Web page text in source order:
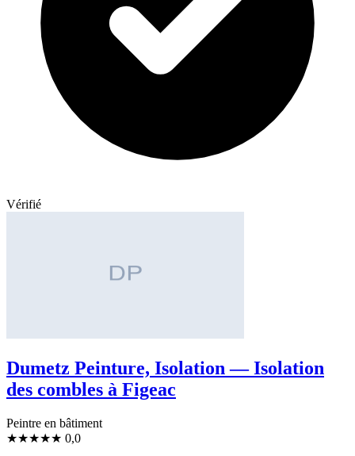
Vérifié
Dumetz Peinture, Isolation — Isolation
des combles à Figeac
Peintre en bâtiment
★★★★★ 0,0